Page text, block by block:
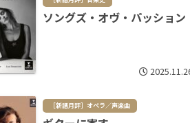
ソングズ・オヴ・パッション
［新譜月評］オペラ／声楽曲